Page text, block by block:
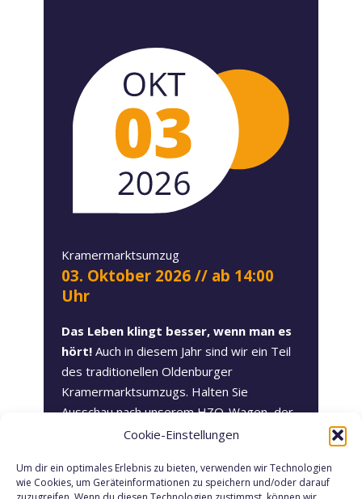
Cookie-Einstellungen
Um dir ein optimales Erlebnis zu bieten, verwenden wir Technologien
wie Cookies, um Geräteinformationen zu speichern und/oder darauf
Kramermarktsumzug
03. Oktober 2026 // ab 14:00
Uhr
Das Leben klingt besser, wenn man es
hört!Auch in diesem Jahr sind wir ein Teil
des traditionellen Oldenburger
Kramermarktsumzugs. Halten Sie
Ausschau nach unserem HZO-Wagen, der
mit unserer Special-„Kamelle“ und guter
uns darauf, gemeinsam mit allen
Beteiligten und kreativen Wagen die